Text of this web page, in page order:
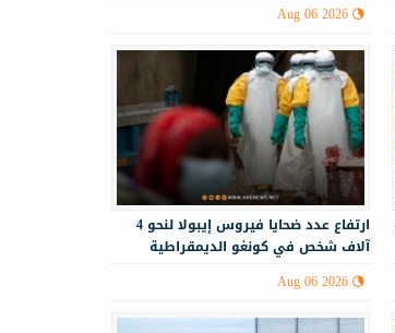
Aug 06 2026
ارتفاع عدد ضحايا فيروس إيبولا لنحو 4
آلاف شخص في كونغو الديمقراطية
Aug 06 2026